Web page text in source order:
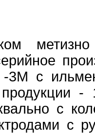
метизно
с
с
с